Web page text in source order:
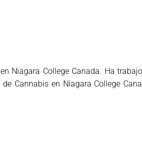
Niagara College Canada. Ha
Cannabis en Niagara College